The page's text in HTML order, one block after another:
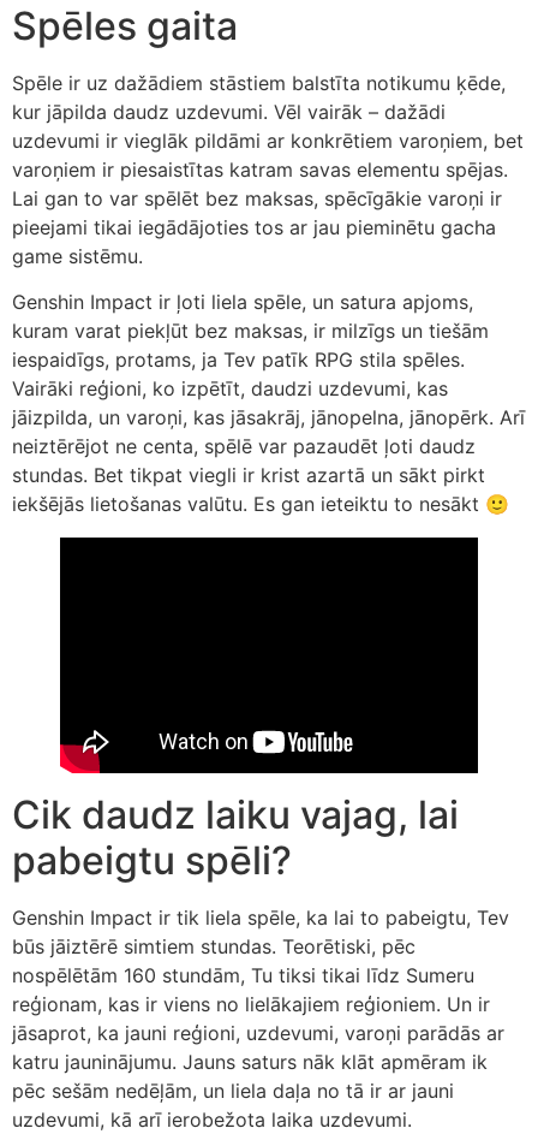
Spēles gaita
Spēle ir uz dažādiem stāstiem balstīta notikumu ķēde,
kur jāpilda daudz uzdevumi. Vēl vairāk – dažādi
uzdevumi ir vieglāk pildāmi ar konkrētiem varoņiem, bet
varoņiem ir piesaistītas katram savas elementu spējas.
Lai gan to var spēlēt bez maksas, spēcīgākie varoņi ir
pieejami tikai iegādājoties tos ar jau pieminētu gacha
game sistēmu.
Genshin Impact ir ļoti liela spēle, un satura apjoms,
kuram varat piekļūt bez maksas, ir milzīgs un tiešām
iespaidīgs, protams, ja Tev patīk RPG stila spēles.
Vairāki reģioni, ko izpētīt, daudzi uzdevumi, kas
jāizpilda, un varoņi, kas jāsakrāj, jānopelna, jānopērk. Arī
neiztērējot ne centa, spēlē var pazaudēt ļoti daudz
stundas. Bet tikpat viegli ir krist azartā un sākt pirkt
iekšējās lietošanas valūtu. Es gan ieteiktu to nesākt 🙂
Cik daudz laiku vajag, lai
pabeigtu spēli?
Genshin Impact ir tik liela spēle, ka lai to pabeigtu, Tev
būs jāiztērē simtiem stundas. Teorētiski, pēc
nospēlētām 160 stundām, Tu tiksi tikai līdz Sumeru
reģionam, kas ir viens no lielākajiem reģioniem. Un ir
jāsaprot, ka jauni reģioni, uzdevumi, varoņi parādās ar
katru jauninājumu. Jauns saturs nāk klāt apmēram ik
pēc sešām nedēļām, un liela daļa no tā ir ar jauni
uzdevumi, kā arī ierobežota laika uzdevumi.